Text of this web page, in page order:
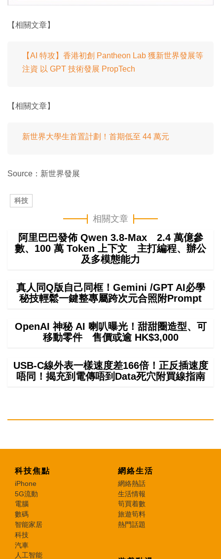
【相關文章】
【AI 特攻】香港初創 Pantheon Lab 獲新世界發展等
注資 以 GPT 技術發展 PropTech
【相關文章】
新世界大學生首置計劃！首期低至 44 萬元
Source：新世界發展
科技
相關文章
阿里巴巴發佈 Qwen 3.8-Max 2.4 萬億參
數、100 萬 Token 上下文 主打編程、辦公
及多模態能力
真人同Q版自己同框！Gemini /GPT AI必學
秘技輕鬆一鍵整專屬跨次元合照附Prompt
OpenAI 神秘 AI 喇叭曝光！甜甜圈造型、可
移動零件 售價或逾 HK$3,000
USB-C線外表一樣速度差166倍！正反插速度
唔同！揭充到電傳唔到Data死穴附買線指南
科技焦點
iPhone
5G流動
電腦
數碼
智能家居
科技
汽車
人工智能
網絡生活
網絡熱話
生活情報
筍買着數
旅遊筍料
熱門話題